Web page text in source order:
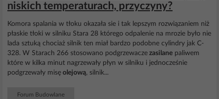
niskich temperaturach, przyczyny?
Komora spalania w tłoku okazała sie i tak lepszym rozwiązaniem niż
płaskie tłoki w silniku Stara 28 którego odpalenie na mrozie było nie
lada sztuką chociaż silnik ten miał bardzo podobne cylindry jak C-
328. W Starach 266 stosowano podgrzewacze zasilane paliwem
które w kilka minut nagrzewały płyn w silniku i jednocześnie
podgrzewały misę olejową, silnik...
Forum Budowlane